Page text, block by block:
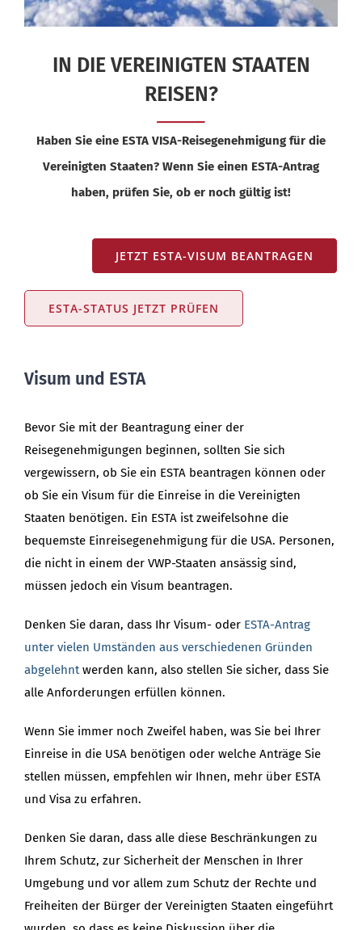
IN DIE VEREINIGTEN STAATEN
REISEN?
Haben Sie eine ESTA VISA-Reisegenehmigung für die
Vereinigten Staaten? Wenn Sie einen ESTA-Antrag
haben, prüfen Sie, ob er noch gültig ist!
JETZT ESTA-VISUM BEANTRAGEN
ESTA-STATUS JETZT PRÜFEN
Visum und ESTA
Bevor Sie mit der Beantragung einer der
Reisegenehmigungen beginnen, sollten Sie sich
vergewissern, ob Sie ein ESTA beantragen können oder
ob Sie ein Visum für die Einreise in die Vereinigten
Staaten benötigen. Ein ESTA ist zweifelsohne die
bequemste Einreisegenehmigung für die USA. Personen,
die nicht in einem der VWP-Staaten ansässig sind,
müssen jedoch ein Visum beantragen.
Denken Sie daran, dass Ihr Visum- oder ESTA-Antrag
unter vielen Umständen aus verschiedenen Gründen
abgelehntwerden kann, also stellen Sie sicher, dass Sie
alle Anforderungen erfüllen können.
Wenn Sie immer noch Zweifel haben, was Sie bei Ihrer
Einreise in die USA benötigen oder welche Anträge Sie
stellen müssen, empfehlen wir Ihnen, mehr über ESTA
und Visa zu erfahren.
Denken Sie daran, dass alle diese Beschränkungen zu
Ihrem Schutz, zur Sicherheit der Menschen in Ihrer
Umgebung und vor allem zum Schutz der Rechte und
Freiheiten der Bürger der Vereinigten Staaten eingeführt